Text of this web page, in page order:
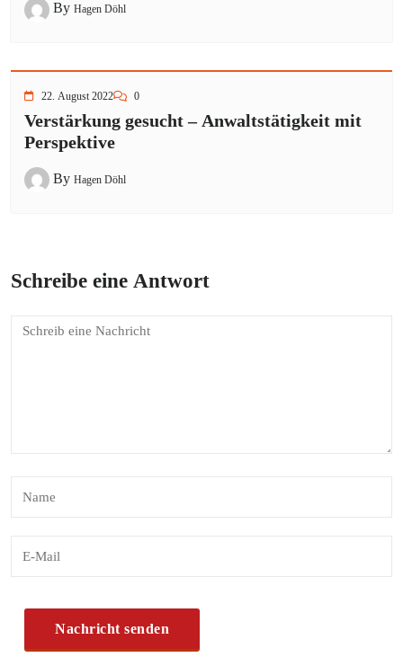
By Hagen Döhl
22. August 2022 0
Verstärkung gesucht – Anwaltstätigkeit mit
Perspektive
By Hagen Döhl
Schreibe eine Antwort